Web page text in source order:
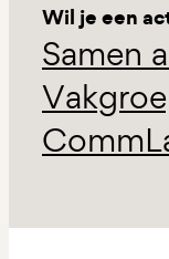
Wil je een
Samen